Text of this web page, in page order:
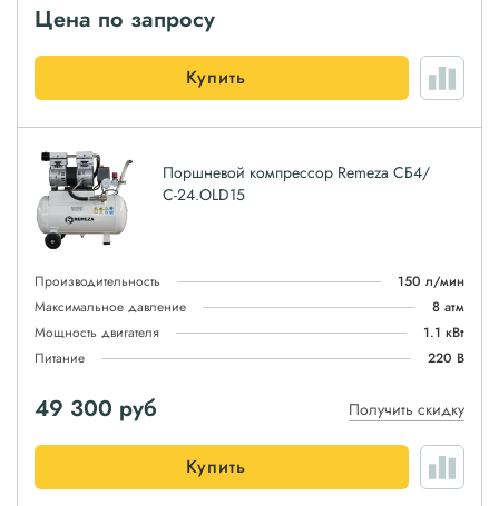
Цена по запросу
Купить
Поршневой компрессор Remeza СБ4/
С-24.OLD15
Производительность
150 л/мин
Максимальное давление
8 атм
Мощность двигателя
1.1 кВт
Питание
220 В
49 300 руб Получить скидку
Купить